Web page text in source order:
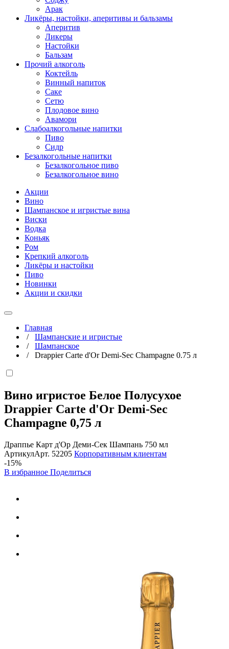
Арак
Ликёры, настойки, аперитивы и бальзамы
Аперитив
Ликеры
Настойки
Бальзам
Прочий алкоголь
Коктейль
Винный напиток
Саке
Сетю
Плодовое вино
Авамори
Слабоалкогольные напитки
Пиво
Сидр
Безалкогольные напитки
Безалкогольное пиво
Безалкогольное вино
Акции
Вино
Шампанское и игристые вина
Виски
Водка
Коньяк
Ром
Крепкий алкоголь
Ликёры и настойки
Пиво
Новинки
Акции и скидки
Главная
/ Шампанские и игристые
/ Шампанское
/ Drappier Carte d'Or Demi-Sec Champagne 0.75 л
Вино игристое Белое Полусухое
Drappier Carte d'Or Demi-Sec
Champagne 0,75 л
Драппье Карт д'Ор Деми-Сек Шампань 750 мл
АртикулАрт. 52205 Корпоративным клиентам
-15%
В избранное Поделиться